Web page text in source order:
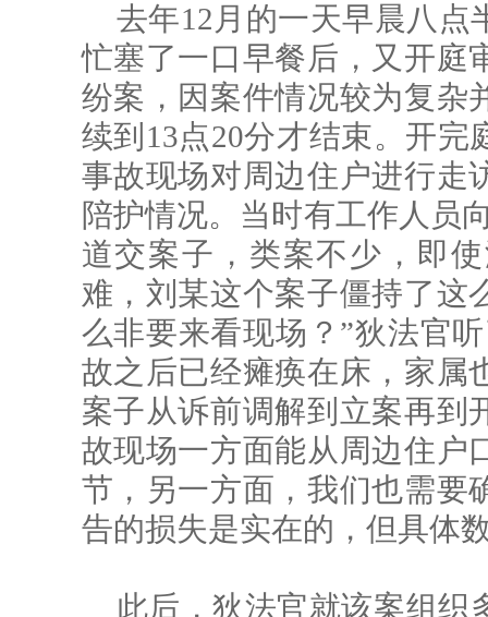
去年12月的一天早晨八点
忙塞了一口早餐后，又开庭
纷案，因案件情况较为复杂
续到13点20分才结束。开
事故现场对周边住户进行走
陪护情况。当时有工作人员
道交案子，类案不少，即
难，刘某这个案子僵持了这
么非要来看现场？”狄法官
故之后已经瘫痪在床，家属
案子从诉前调解到立案再到
故现场一方面能从周边住户
节，另一方面，我们也需要
告的损失是实在的，但具体
此后，狄法官就该案组织